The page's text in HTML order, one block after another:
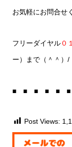
お気軽にお問合せ
フリーダイヤル０
ー）まで（＾＾）/
■ ■ ■ ■ ■
Post Views: